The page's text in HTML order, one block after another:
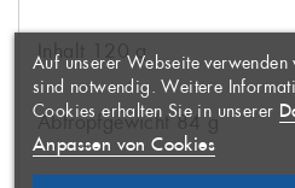
Inhalt 120 g
Abtropfgewicht 84 g
AUF
Name der
Sie müssen
Artikel Ihrer
hinzufügen zu
Auf unserer Webseite
sind notwendig. Weitere
Cookies erhalten Sie in unserer
Anpassen von Cookies